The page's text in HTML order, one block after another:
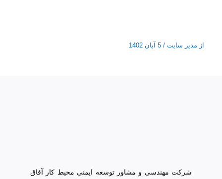
از مدیر سایت/5 آبان 1402
شرکت مهندسی و مشاور توسعه ایمنی محیط کار آفاق